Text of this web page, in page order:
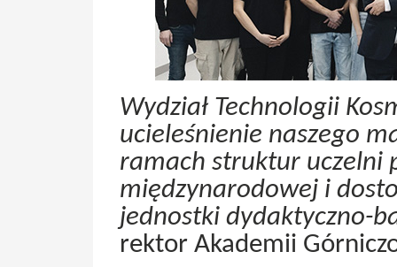
Wydział Technologii
ucieleśnienie naszego
ramach struktur uczelni
międzynarodowej i
jednostki dydaktyczno-
rektor Akademii